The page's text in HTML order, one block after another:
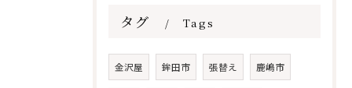
タグ Tags
金沢屋 鉾田市 張替え 鹿嶋市